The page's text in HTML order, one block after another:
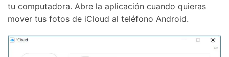
tu computadora. Abre la aplicación cuando quieras
mover tus fotos de iCloud al teléfono Android.